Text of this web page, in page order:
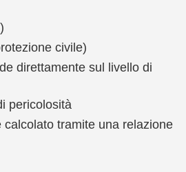
civile)
direttamente sul livello di
pericolosità
calcolato tramite una relazione